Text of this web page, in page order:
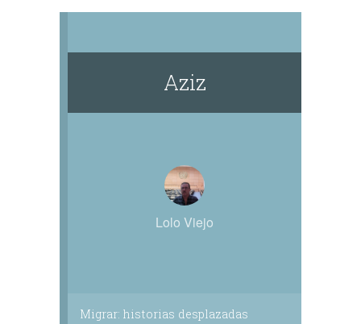
Aziz
Lolo Viejo
Migrar: historias desplazadas